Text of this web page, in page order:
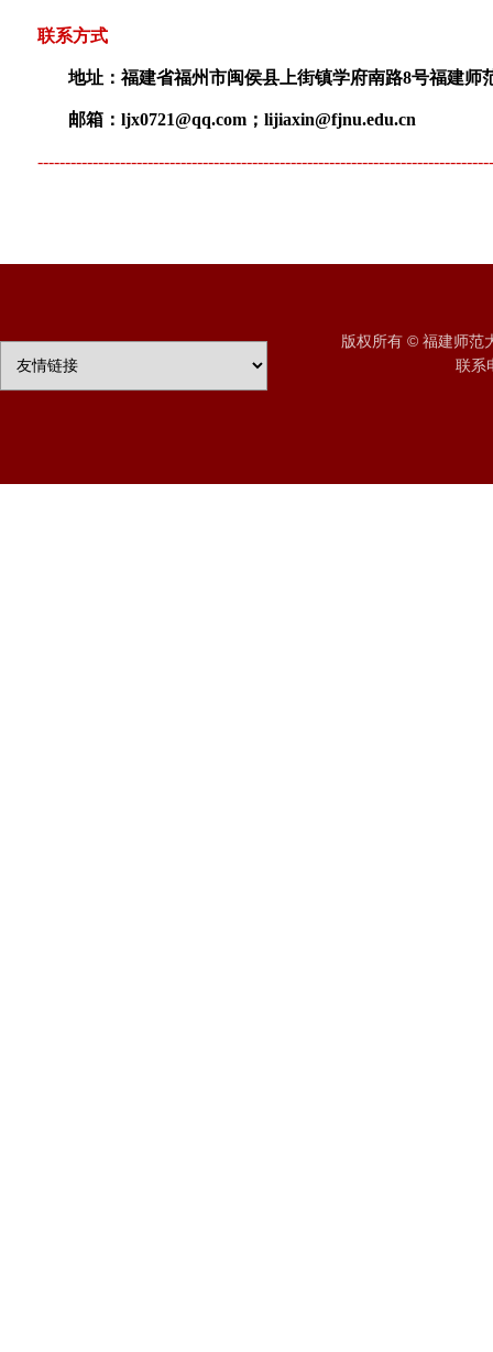
联系方式
地址：福建省福州市闽侯县上街镇学府南路8号福建师
邮箱： ljx0721@qq.com ； lijiaxin@fjnu.edu.cn
版权所有 © 福建师范
联系